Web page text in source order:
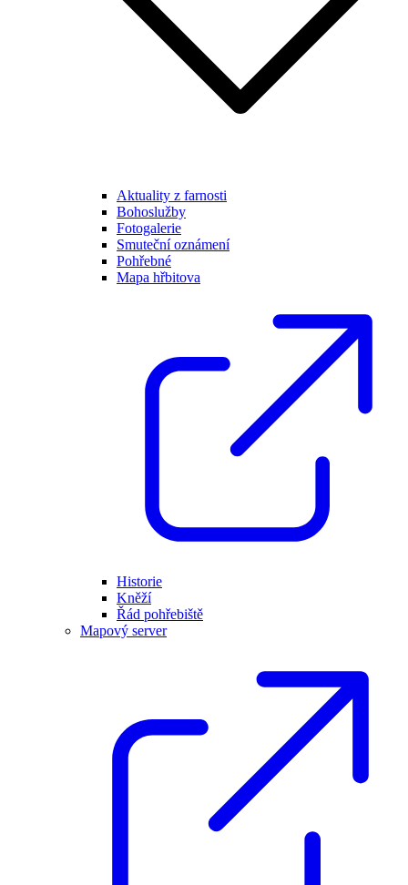
Aktuality z farnosti
Bohoslužby
Fotogalerie
Smuteční oznámení
Pohřebné
Mapa hřbitova
Historie
Kněží
Řád pohřebiště
Mapový server